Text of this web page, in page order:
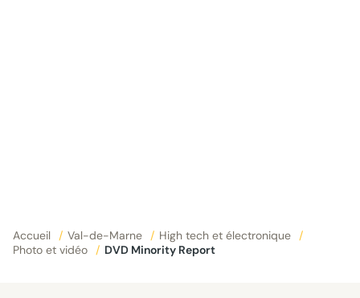
Accueil / Val-de-Marne / High tech et électronique
/
Photo et vidéo
/ DVD Minority Report